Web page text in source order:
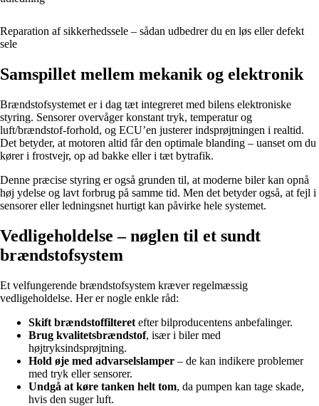
Reparation af sikkerhedssele – sådan udbedrer du en løs eller defekt
sele
Samspillet mellem mekanik og elektronik
Brændstofsystemet er i dag tæt integreret med bilens elektroniske
styring. Sensorer overvåger konstant tryk, temperatur og
luft/brændstof-forhold, og ECU’en justerer indsprøjtningen i realtid.
Det betyder, at motoren altid får den optimale blanding – uanset om du
kører i frostvejr, op ad bakke eller i tæt bytrafik.
Denne præcise styring er også grunden til, at moderne biler kan opnå
høj ydelse og lavt forbrug på samme tid. Men det betyder også, at fejl i
sensorer eller ledningsnet hurtigt kan påvirke hele systemet.
Vedligeholdelse – nøglen til et sundt
brændstofsystem
Et velfungerende brændstofsystem kræver regelmæssig
vedligeholdelse. Her er nogle enkle råd:
Skift brændstoffilteret efter bilproducentens anbefalinger.
Brug kvalitetsbrændstof, især i biler med
højtryksindsprøjtning.
Hold øje med advarselslamper – de kan indikere problemer
med tryk eller sensorer.
Undgå at køre tanken helt tom, da pumpen kan tage skade,
hvis den suger luft.